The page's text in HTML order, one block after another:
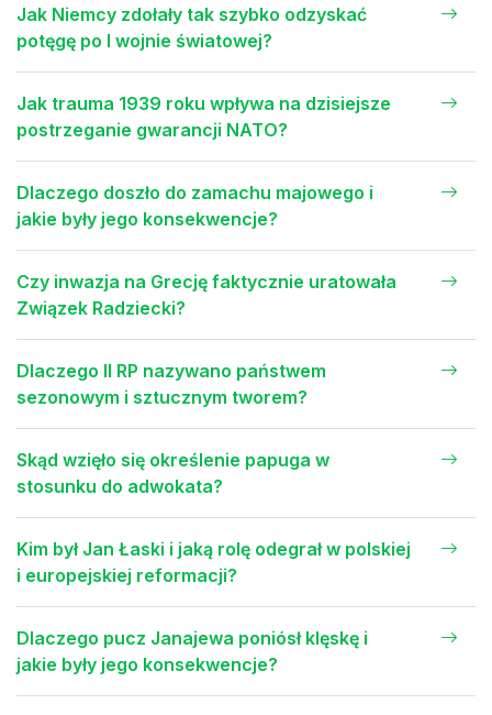
Jak Niemcy zdołały tak szybko odzyskać
potęgę po I wojnie światowej?
Jak trauma 1939 roku wpływa na dzisiejsze
postrzeganie gwarancji NATO?
Dlaczego doszło do zamachu majowego i
jakie były jego konsekwencje?
Czy inwazja na Grecję faktycznie uratowała
Związek Radziecki?
Dlaczego II RP nazywano państwem
sezonowym i sztucznym tworem?
Skąd wzięło się określenie papuga w
stosunku do adwokata?
Kim był Jan Łaski i jaką rolę odegrał w polskiej
i europejskiej reformacji?
Dlaczego pucz Janajewa poniósł klęskę i
jakie były jego konsekwencje?